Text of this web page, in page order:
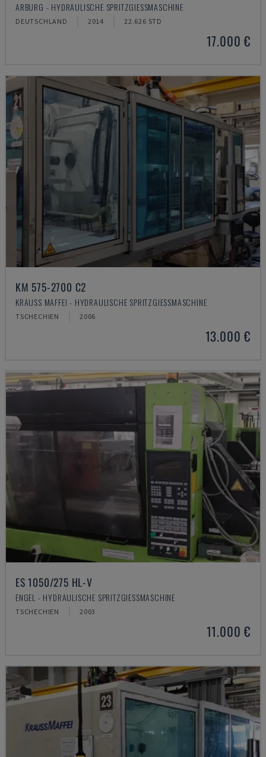
ARBURG - HYDRAULISCHE SPRITZGIESSMASCHINE
DEUTSCHLAND 2014 22.626 STD
17.000 €
KM 575-2700 C2
KRAUSS MAFFEI - HYDRAULISCHE SPRITZGIESSMASCHINE
TSCHECHIEN 2006
13.000 €
ES 1050/275 HL-V
ENGEL - HYDRAULISCHE SPRITZGIESSMASCHINE
TSCHECHIEN 2003
11.000 €